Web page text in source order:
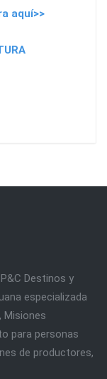
aquí>>
Destinos y
especializada
Misiones
para personas
de productores,